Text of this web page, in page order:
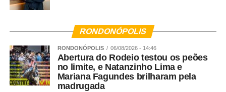
RONDONÓPOLIS
RONDONÓPOLIS 06/08/2026 - 14:46
Abertura do Rodeio testou os peões
no limite, e Natanzinho Lima e
Mariana Fagundes brilharam pela
madrugada